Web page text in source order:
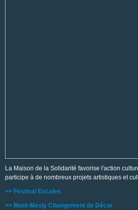
La Maison de la Solidarité favorise l'action
participe à de nombreux projets artistiques et
>> Festival Escales
>> Mont-Mesly Changement de Décor